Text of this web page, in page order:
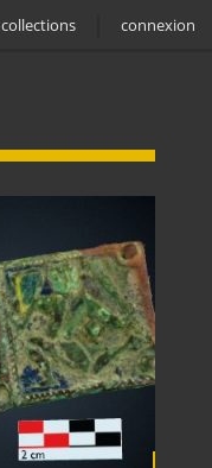
collections connexion